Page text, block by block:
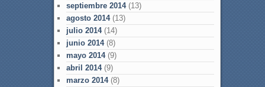
septiembre 2014(13)
agosto 2014(13)
julio 2014(14)
junio 2014(8)
mayo 2014(9)
abril 2014(9)
marzo 2014(8)